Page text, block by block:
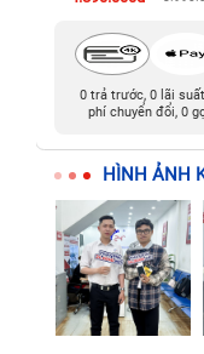
0 trả trước, 0 lãi
phí chuyển đổi, 0
HÌNH ẢNH